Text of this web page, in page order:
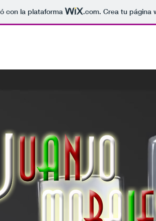
con la plataforma .com. Crea tu página